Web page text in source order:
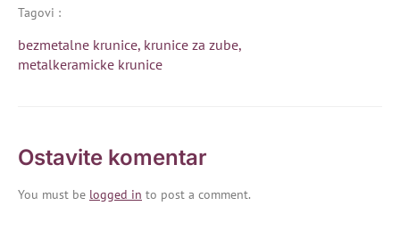
Tagovi :
bezmetalne krunice, krunice za zube,
metalkeramicke krunice
Ostavite komentar
You must be logged in to post a comment.